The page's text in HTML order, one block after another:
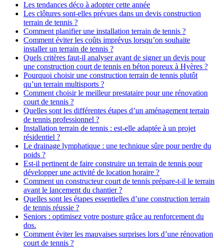
Les tendances déco à adopter cette année
Les clôtures sont-elles prévues dans un devis construction
terrain de tennis ?
Comment planifier une installation terrain de tennis ?
Comment éviter les coûts imprévus lorsqu’on souhaite
installer un terrain de tennis ?
Quels critères faut-il analyser avant de signer un devis pour
une construction court de tennis en béton poreux à Hyères ?
Pourquoi choisir une construction terrain de tennis plutôt
qu’un terrain multisports ?
Comment choisir le meilleur prestataire pour une rénovation
court de tennis ?
Quelles sont les différentes étapes d’un aménagement terrain
de tennis professionnel ?
Installation terrain de tennis : est-elle adaptée à un projet
résidentiel ?
Le drainage lymphatique : une technique sûre pour perdre du
poids ?
Est-il pertinent de faire construire un terrain de tennis pour
développer une activité de location horaire ?
Comment un constructeur court de tennis prépare-t-il le terrain
avant le lancement du chantier ?
Quelles sont les étapes essentielles d’une construction terrain
de tennis réussie ?
Seniors : optimisez votre posture grâce au renforcement du
dos.
Comment éviter les mauvaises surprises lors d’une rénovation
court de tennis ?